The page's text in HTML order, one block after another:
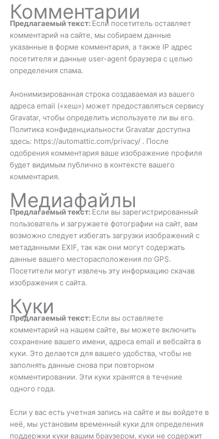
Комментарии
Предлагаемый текст: Если посетитель оставляет
комментарий на сайте, мы собираем данные
указанные в форме комментария, а также IP адрес
посетителя и данные user-agent браузера с целью
определения спама.
Анонимизированная строка создаваемая из вашего
адреса email («хеш») может предоставляться сервису
Gravatar, чтобы определить используете ли вы его.
Политика конфиденциальности Gravatar доступна
здесь: https://automattic.com/privacy/ . После
одобрения комментария ваше изображение профиля
будет видимым публично в контексте вашего
комментария.
Медиафайлы
Предлагаемый текст: Если вы зарегистрированный
пользователь и загружаете фотографии на сайт, вам
возможно следует избегать загрузки изображений с
метаданными EXIF, так как они могут содержать
данные вашего месторасположения по GPS.
Посетители могут извлечь эту информацию скачав
изображения с сайта.
Куки
Предлагаемый текст: Если вы оставляете
комментарий на нашем сайте, вы можете включить
сохранение вашего имени, адреса email и вебсайта в
куки. Это делается для вашего удобства, чтобы не
заполнять данные снова при повторном
комментировании. Эти куки хранятся в течение
одного года.
Если у вас есть учетная запись на сайте и вы войдете в
неё, мы установим временный куки для определения
поддержки куки вашим браузером, куки не содержит